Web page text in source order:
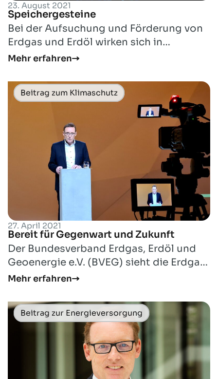
23. August 2021
Speichergesteine
Bei der Aufsuchung und Förderung von
Erdgas und Erdöl wirken sich in
Deutschland vielfach komplexe
Mehr erfahren
Beitrag zum Klimaschutz
27. April 2021
Bereit für Gegenwart und Zukunft
Der Bundesverband Erdgas, Erdöl und
Geoenergie e.V. (BVEG) sieht die Erdgas-
und Erdölindustrie in Deutschland gut
Mehr erfahren
Beitrag zur Energieversorgung